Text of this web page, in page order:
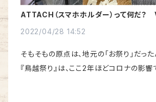
ATTACH（スマホホルダー）って何だ？
2022/04/28 14:52
そもそもの原点は、地元の「お祭り」だっ
『鳥越祭り』は、ここ2年ほどコロナの影